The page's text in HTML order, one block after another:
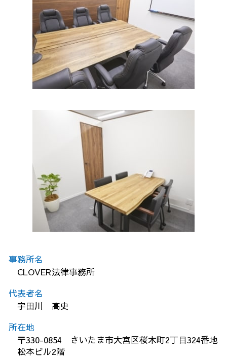
事務所名
CLOVER法律事務所
代表者名
宇田川 高史
所在地
〒330-0854 さいたま市大宮区桜木町2丁目324番地
松本ビル2階